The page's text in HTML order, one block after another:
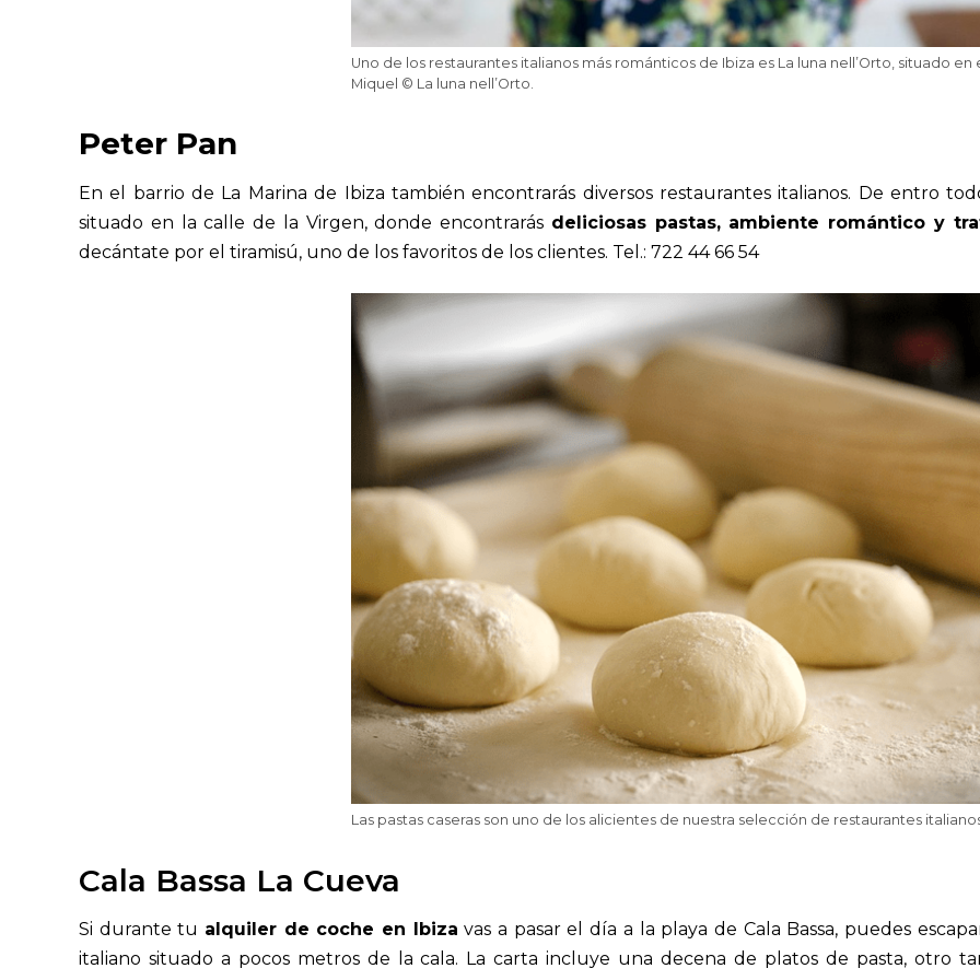
Uno de los restaurantes italianos más románticos de Ibiza es La luna nell’Orto, situado
Miquel © La luna nell’Orto.
Peter Pan
En el barrio de La Marina de Ibiza también encontrarás diversos restaurantes italianos. De entro
situado en la calle de la Virgen, donde encontrarás deliciosas pastas, ambiente romántico y
decántate por el tiramisú, uno de los favoritos de los clientes. Tel.: 722 44 66 54
Las pastas caseras son uno de los alicientes de nuestra selección de restaurantes
Cala Bassa La Cueva
Si durante tu alquiler de coche en Ibiza vas a pasar el día a la playa de Cala Bassa, puedes
italiano situado a pocos metros de la cala. La carta incluye una decena de platos de pasta, otro